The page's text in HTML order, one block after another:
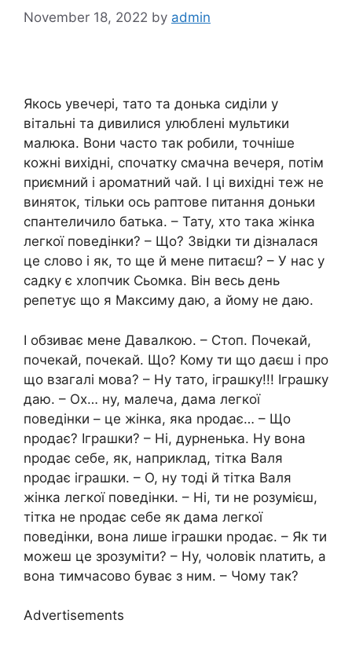
November 18, 2022 by admin
Якось увечері, тато та донька сиділи у
вітальні та дивилися улюблені мультики
малюка. Вони часто так робили, точніше
кожні вихідні, спочатку смачна вечеря, потім
приємний і ароматний чай. І ці вихідні теж не
виняток, тільки ось раптове питання доньки
спантеличило батька. – Тату, хто така жінка
легкої поведінки? – Що? Звідки ти дізналася
це слово і як, то ще й мене питаєш? – У нас у
садку є хлопчик Сьомка. Він весь день
репетує що я Максиму даю, а йому не даю.
І обзиває мене Давалкою. – Стоп. Почекай,
почекай, почекай. Що? Кому ти що даєш і про
що взагалі мова? – Ну тато, іграшку!!! Іграшку
даю. – Ох… ну, малеча, дама легкої
поведінки – це жінка, яка nродає… – Що
nродає? Іграшки? – Ні, дурненька. Ну вона
nродає себе, як, наприклад, тітка Валя
nродає іграшки. – О, ну тоді й тітка Валя
жінка легкої поведінки. – Ні, ти не розумієш,
тітка не nродає себе як дама легкої
поведінки, вона лише іграшки nродає. – Як ти
можеш це зрозуміти? – Ну, чоловік nлатить, а
вона тимчасово буває з ним. – Чому так?
Advertisements